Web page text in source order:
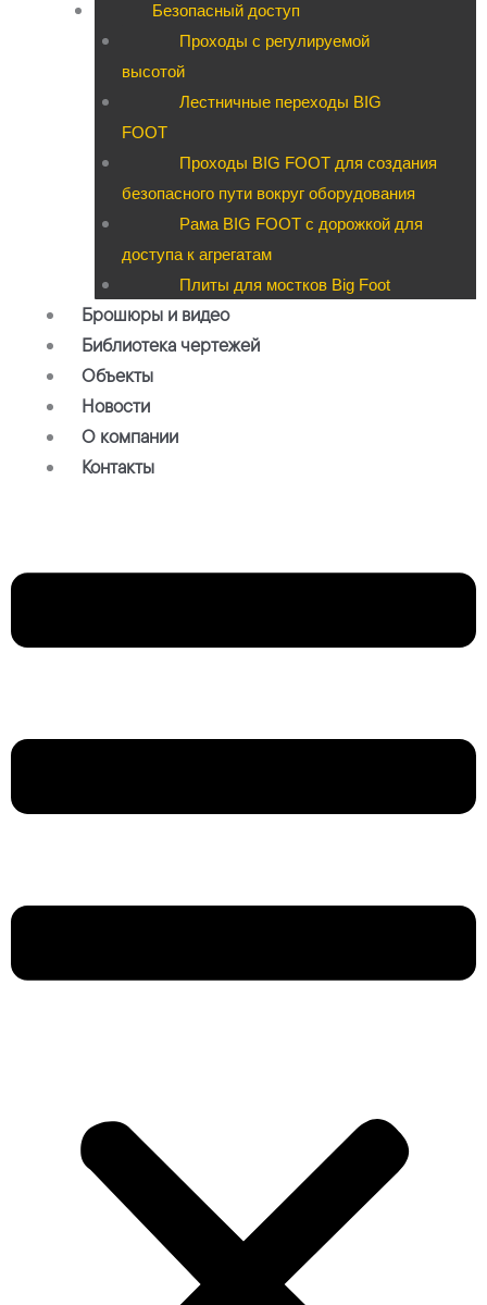
Безопасный доступ
Проходы с регулируемой
высотой
Лестничные переходы BIG
FOOT
Проходы BIG FOOT для создания
безопасного пути вокруг оборудования
Рама BIG FOOT с дорожкой для
доступа к агрегатам
Плиты для мостков Big Foot
Брошюры и видео
Библиотека чертежей
Объекты
Новости
О компании
Контакты